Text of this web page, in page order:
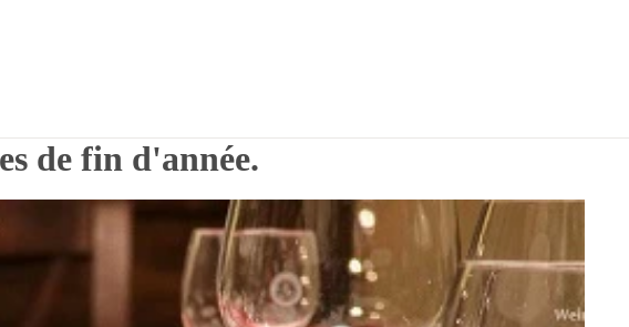
de fin d'année.